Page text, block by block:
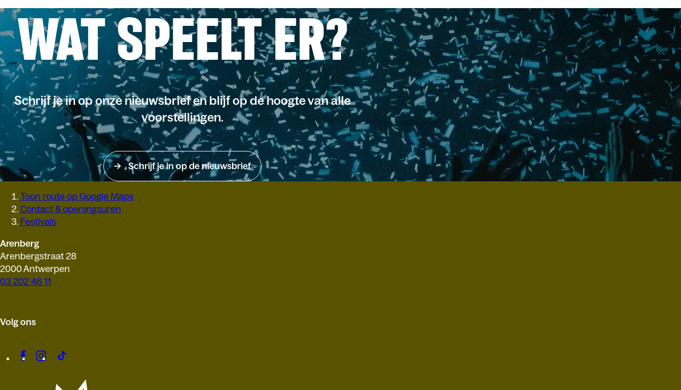
WAT SPEELT ER?
Schrijf je in op onze nieuwsbrief en blijf op de hoogte van alle
voorstellingen.
Schrijf je in op de nieuwsbrief
Toon route op Google Maps
Contact & openingsuren
Festivals
Arenberg
Arenbergstraat 28
2000 Antwerpen
03 202 46 11
Volg ons